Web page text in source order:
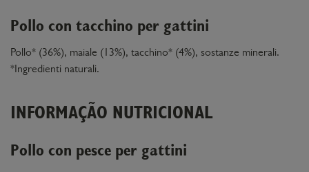
Pollo con tacchino per gattini
Pollo* (36%), maiale (13%), tacchino* (4%), sostanze minerali.
*Ingredienti naturali.
INFORMAÇÃO NUTRICIONAL
Pollo con pesce per gattini